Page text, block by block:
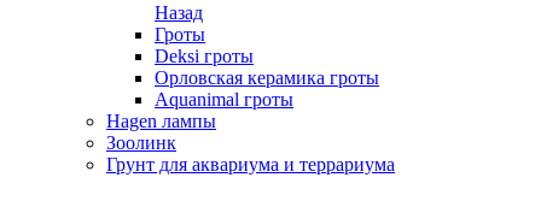
Назад
Гроты
Deksi гроты
Орловская керамика гроты
Aquanimal гроты
Hagen лампы
Зоолинк
Грунт для аквариума и террариума